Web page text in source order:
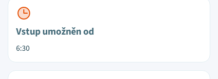
Vstup umožněn od
6:30